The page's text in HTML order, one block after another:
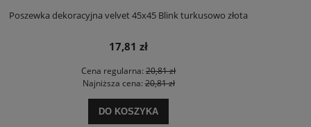
Poszewka dekoracyjna velvet 45x45 Blink turkusowo złota
17,81 zł
Cena regularna: 20,81 zł
Najniższa cena:20,81 zł
DO KOSZYKA